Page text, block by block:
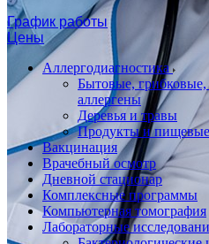
График работы
Цены
Аллергодиагностика
Бытовые,
аллергены
Деревья и травы
Продукты и
Вакцинация
Врачебный осмотр
Дневной стационар
Комплексные программы
Компьютерная томография
Лабораторные